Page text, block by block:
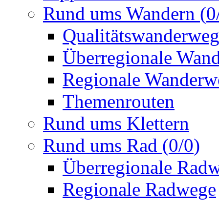
Rund ums Wandern (0
Überregionale
Regionale
Themenrouten
Rund ums Klettern
Rund ums Rad (0/0)
Überregionale
Regionale Radwege